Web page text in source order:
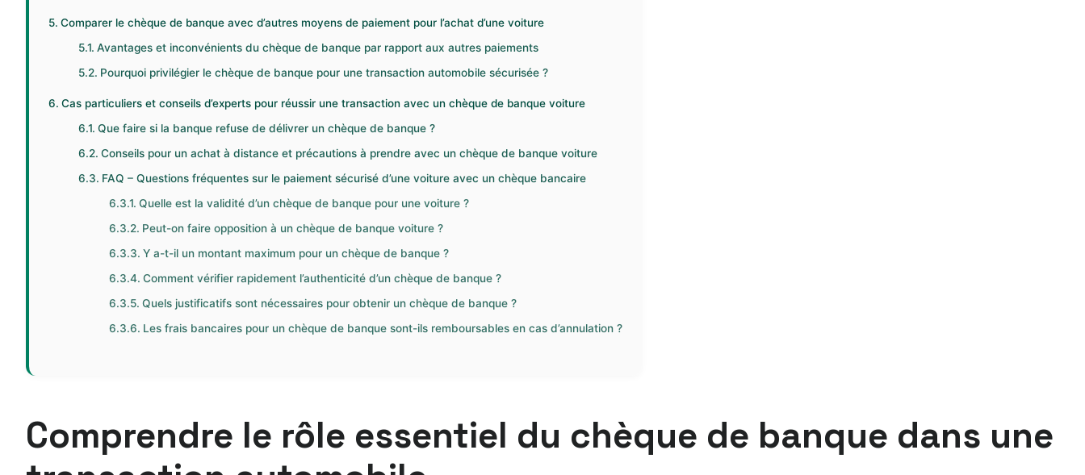
Comparer le chèque de banque avec d’autres moyens de paiement pour l’achat d’une voiture
Avantages et inconvénients du chèque de banque par rapport aux autres paiements
Pourquoi privilégier le chèque de banque pour une transaction automobile sécurisée ?
Cas particuliers et conseils d’experts pour réussir une transaction avec un chèque de banque voiture
Que faire si la banque refuse de délivrer un chèque de banque ?
Conseils pour un achat à distance et précautions à prendre avec un chèque de banque voiture
FAQ – Questions fréquentes sur le paiement sécurisé d’une voiture avec un chèque bancaire
Quelle est la validité d’un chèque de banque pour une voiture ?
Peut-on faire opposition à un chèque de banque voiture ?
Y a-t-il un montant maximum pour un chèque de banque ?
Comment vérifier rapidement l’authenticité d’un chèque de banque ?
Quels justificatifs sont nécessaires pour obtenir un chèque de banque ?
Les frais bancaires pour un chèque de banque sont-ils remboursables en cas d’annulation ?
Comprendre le rôle essentiel du chèque de banque dans une